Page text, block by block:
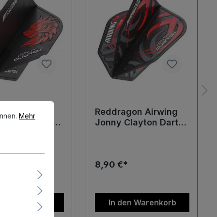
Airwing
Dart
Warenkorb
Reddragon Airwing
Jonny Clayton Dart
8,90 €*
In den Warenkorb
Mehr Informationen ...
Mehr